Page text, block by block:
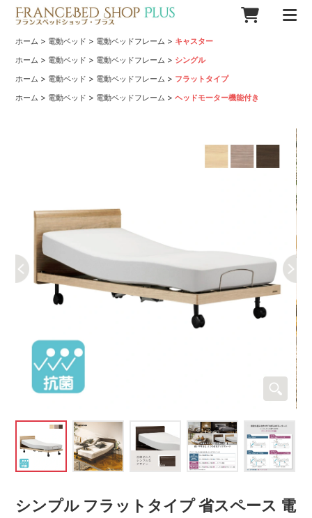
ホーム > 電動ベッド > 電動ベッドフレーム > キャスター
ホーム > 電動ベッド > 電動ベッドフレーム > シングル
ホーム > 電動ベッド > 電動ベッドフレーム > フラットタイプ
ホーム > 電動ベッド > 電動ベッドフレーム >ヘッドモーター機能付き
シンプル フラットタイプ 省スペース 電